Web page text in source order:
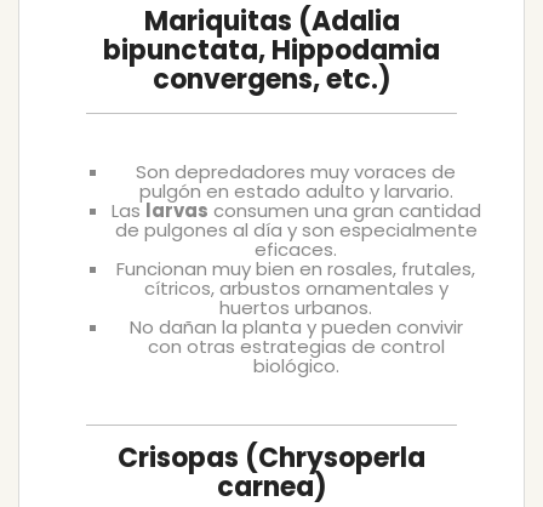
Mariquitas (Adalia
bipunctata, Hippodamia
convergens, etc.)
Son depredadores muy voraces de
pulgón en estado adulto y larvario.
Laslarvas consumen una gran cantidad
de pulgones al día y son especialmente
eficaces.
Funcionan muy bien en rosales, frutales,
cítricos, arbustos ornamentales y
huertos urbanos.
No dañan la planta y pueden convivir
con otras estrategias de control
biológico.
Crisopas (Chrysoperla
carnea)